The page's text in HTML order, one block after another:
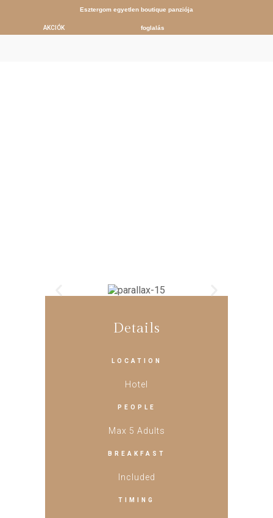
Esztergom egyetlen boutique panziója
AKCIÓK foglalás
Details
LOCATION
Hotel
PEOPLE
Max 5 Adults
BREAKFAST
Included
TIMING